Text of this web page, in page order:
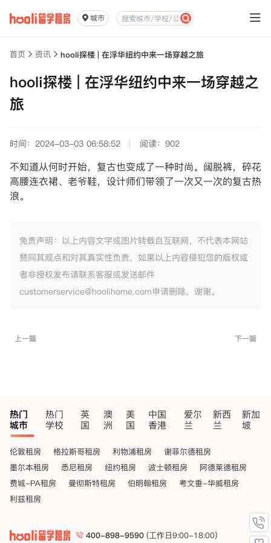
城市
首页 资讯 hooli探楼 | 在浮华纽约中来一场穿越之旅
hooli探楼 | 在浮华纽约中来一场穿越之
旅
时间：2024-03-03 06:58:52 阅读：902
不知道从何时开始，复古也变成了一种时尚。阔脱裤，碎花
高腰连衣裙、老爷鞋，设计师们带领了一次又一次的复古热
浪。
免责声明：以上内容文字或图片转载自互联网，不代表本网站
赞同其观点和对其真实性负责，如果以上内容侵犯您的版权或
者非授权发布请联系客服或发送邮件
customerservice@hoolihome.com申请删除，谢谢。
上一篇 下一篇
热门
城市
热门
学校
英
国
澳
洲
美
国
中国
香港
爱尔
兰
新西
兰
新加
坡
伦敦租房 格拉斯哥租房 利物浦租房
谢菲尔德租房
墨尔本租房
悉尼租房 纽约租房 波士顿租房
阿德莱德租房
费城-PA租房
曼彻斯特租房 伯明翰租房
考文垂-华威租房
利兹租房
400-898-9590 (工作日9:00-18:00)